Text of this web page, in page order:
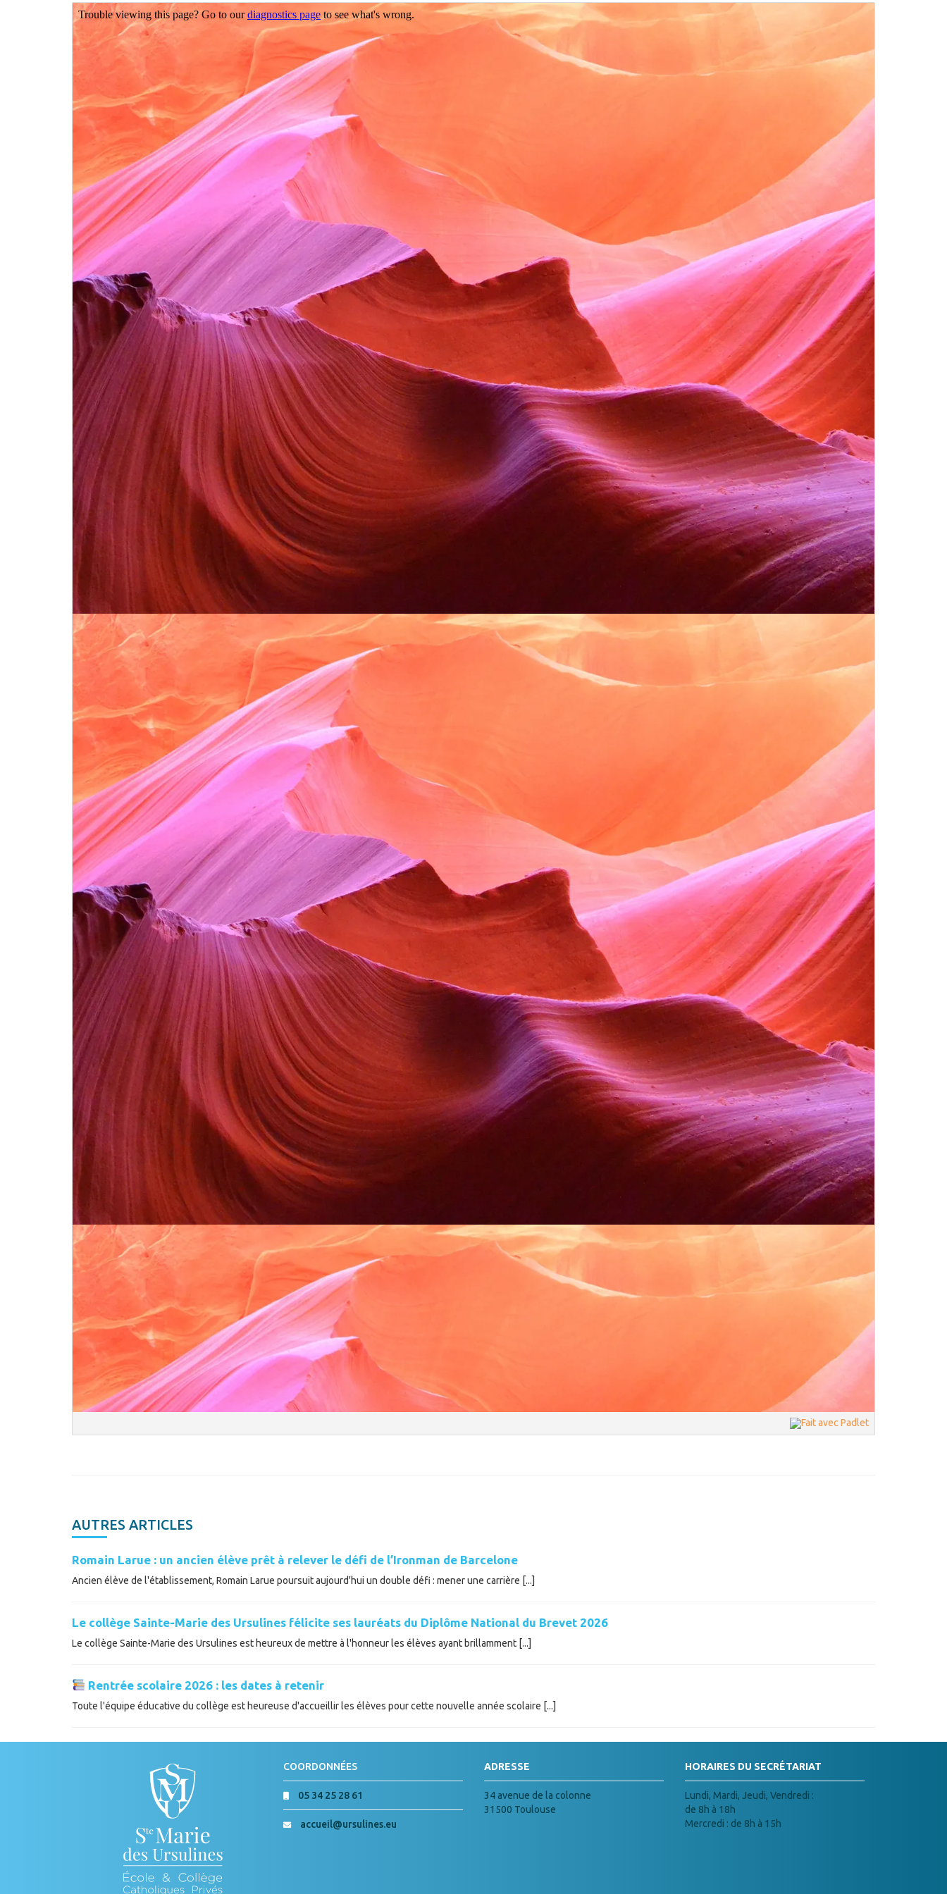
AUTRES ARTICLES
Romain Larue : un ancien élève prêt à relever le défi de l’Ironman de Barcelone
Ancien élève de l'établissement, Romain Larue poursuit aujourd'hui un double défi : mener une carrière [...]
Le collège Sainte-Marie des Ursulines félicite ses lauréats du Diplôme National du Brevet 2026
Le collège Sainte-Marie des Ursulines est heureux de mettre à l'honneur les élèves ayant brillamment [...]
Rentrée scolaire 2026 : les dates à retenir
Toute l'équipe éducative du collège est heureuse d'accueillir les élèves pour cette nouvelle année scolaire [...]
COORDONNÉES
05 34 25 28 61
accueil@ursulines.eu
ADRESSE
34 avenue de la colonne
31500 Toulouse
HORAIRES DU SECRÉTARIAT
Lundi, Mardi, Jeudi, Vendredi :
de 8h à 18h
Mercredi : de 8h à 15h